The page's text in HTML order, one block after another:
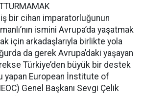
bir cihan imparatorluğunun
ismini Avrupa’da yaşatmak
için arkadaşlarıyla birlikte yola
da gerek Avrupa’daki yaşayan
Türkiye’den büyük bir destek
yapan European İnstitute of
Genel Başkanı Sevgi Çelik